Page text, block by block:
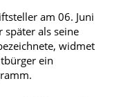
am 06. Juni
als seine
widmet
ein